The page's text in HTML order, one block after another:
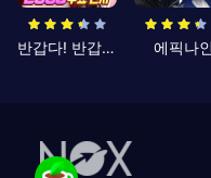
반갑다! 반갑삼국지 에픽나인